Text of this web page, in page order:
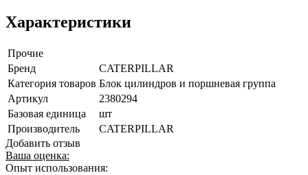
Характеристики
Прочие
Бренд
CATERPILLAR
Категория товаров Блок цилиндров и поршневая группа
Артикул
2380294
Базовая единица
шт
Производитель
CATERPILLAR
Добавить отзыв
Ваша оценка:
Опыт использования: